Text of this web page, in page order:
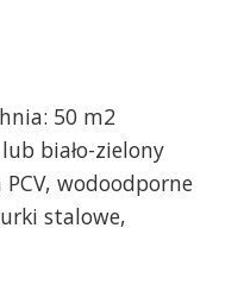
50 m2
biało-zielony
wodoodporne
stalowe,